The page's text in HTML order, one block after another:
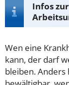
Infos
Wen eine
kann, der darf
bleiben. Anders